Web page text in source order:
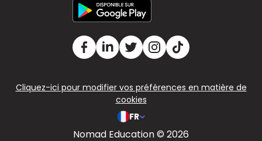
Cliquez-ici pour modifier vos préférences en matière de
cookies
FR
Nomad Education © 2026